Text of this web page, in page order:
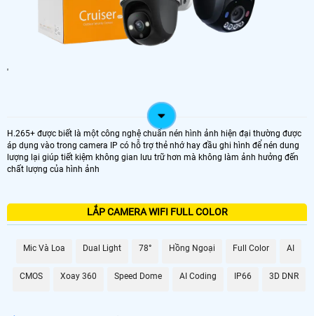
'
H.265+ được biết là một công nghệ chuẩn nén hình ảnh hiện đại thường được
áp dụng vào trong camera IP có hỗ trợ thẻ nhớ hay đầu ghi hình để nén dung
lượng lại giúp tiết kiệm không gian lưu trữ hơn mà không làm ảnh hưởng đến
chất lượng của hình ảnh
LẮP CAMERA WIFI FULL COLOR
Mic Và Loa Dual Light 78° Hồng Ngoại Full Color AI
CMOS Xoay 360 Speed Dome AI Coding IP66 3D DNR